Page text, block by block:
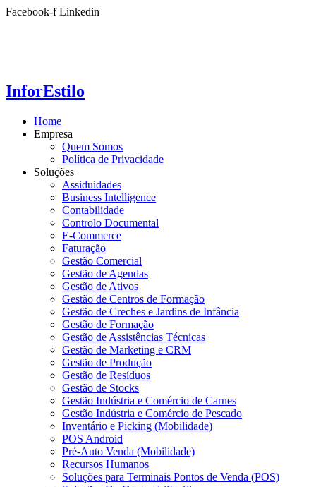
Ir
Facebook-f Linkedin
InforEstilo
Home
Empresa
Quem Somos
Política de Privacidade
Soluções
Assiduidades
Business Intelligence
Contabilidade
Controlo Documental
E-Commerce
Faturação
Gestão Comercial
Gestão de Agendas
Gestão de Ativos
Gestão de Centros de Formação
Gestão de Creches e Jardins de Infância
Gestão de Formação
Gestão de Assistências Técnicas
Gestão de Marketing e CRM
Gestão de Produção
Gestão de Resíduos
Gestão de Stocks
Gestão Indústria e Comércio de Carnes
Gestão Indústria e Comércio de Pescado
Inventário e Picking (Mobilidade)
POS Android
Pré-Auto Venda (Mobilidade)
Recursos Humanos
Soluções para Terminais Pontos de Venda (POS)